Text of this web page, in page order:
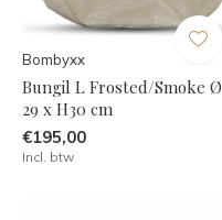
Bombyxx
Bungil L Frosted/Smoke Ø
29 x H30 cm
€195,00
Incl. btw